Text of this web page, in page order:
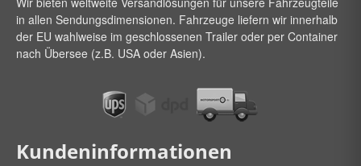
in allen Sendungsdimensionen. Fahrzeuge liefern wir innerhalb
der EU wahlweise im geschlossenen Trailer oder per Container
nach Übersee (z.B. USA oder Asien).
Kundeninformationen